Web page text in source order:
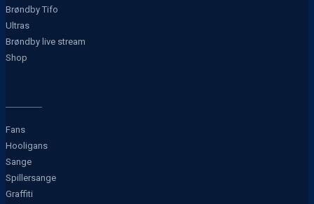
Brøndby Tifo
Ultras
Brøndby live stream
Shop
Fans
Hooligans
Sange
Spillersange
Graffiti